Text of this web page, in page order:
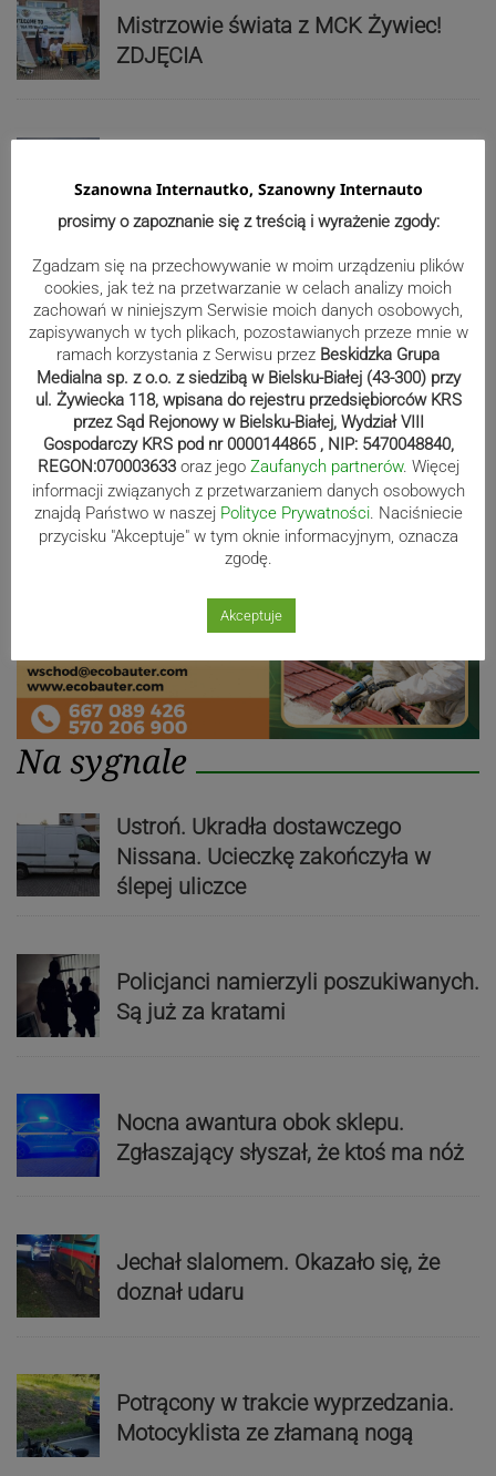
Mistrzowie świata z MCK Żywiec!
ZDJĘCIA
punkty. Liderzy mistrzostw
wystartują w Rajdzie Rzeszowskim
80-lecie Soły Kobiernice. Będzie się
działo! SZCZEGÓŁOWY PROGRAM
Reklama
Na sygnale
Ustroń. Ukradła dostawczego
Nissana. Ucieczkę zakończyła w
ślepej uliczce
Policjanci namierzyli poszukiwanych.
Są już za kratami
Nocna awantura obok sklepu.
Zgłaszający słyszał, że ktoś ma nóż
Jechał slalomem. Okazało się, że
doznał udaru
Potrącony w trakcie wyprzedzania.
Motocyklista ze złamaną nogą
Szanowna Internautko, Szanowny Internauto
prosimy o zapoznanie się z treścią i wyrażenie zgody:
Zgadzam się na przechowywanie w moim urządzeniu plików
cookies, jak też na przetwarzanie w celach analizy moich
zachowań w niniejszym Serwisie moich danych osobowych,
zapisywanych w tych plikach, pozostawianych przeze mnie w
ramach korzystania z Serwisu przez Beskidzka Grupa
Medialna sp. z o.o. z siedzibą w Bielsku-Białej (43-300) przy
ul. Żywiecka 118, wpisana do rejestru przedsiębiorców KRS
przez Sąd Rejonowy w Bielsku-Białej, Wydział VIII
Gospodarczy KRS pod nr 0000144865 , NIP: 5470048840,
REGON:070003633 oraz jego Zaufanych partnerów. Więcej
informacji związanych z przetwarzaniem danych osobowych
znajdą Państwo w naszej Polityce Prywatności. Naciśniecie
przycisku "Akceptuje" w tym oknie informacyjnym, oznacza
zgodę.
Akceptuje